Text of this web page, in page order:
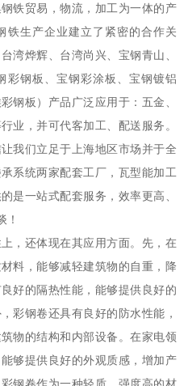
铁贸易，物流，加工为一体的产
铁生产企业建立了紧密的合作关
湾烨辉、台湾尚兴、宝钢青山、
彩钢板、宝钢彩涂板、宝钢镀铝
钢板）产品广泛应用于：五金、
业，并可代客加工、配送服务。
我们立足于上海地区市场并于全
系统两家配套工厂，瓦型能加工
是一站式配套服务，效率更高、
！
，还体现在其应用方面。先，在
料，能够减轻建筑物的自重，降
好的隔热性能，能够提供良好的
彩钢卷还具有良好的防水性能，
物的结构和内部设备。在家电领
够提供良好的外观质感，增加产